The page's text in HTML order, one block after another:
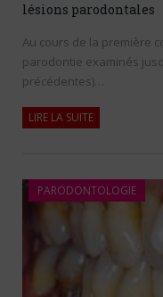
lésions parodontales
Au cours de la première
parodontie examinés
précédentes)…
LIRE LA SUITE
PARODONTOLOGIE